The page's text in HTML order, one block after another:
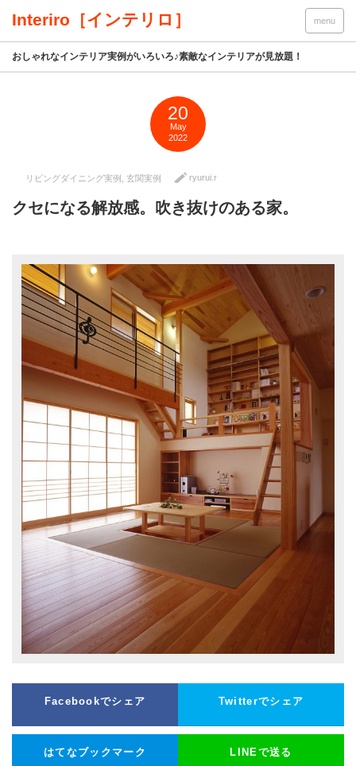
Interiro［インテリロ］ menu
おしゃれなインテリア実例がいろいろ♪素敵なインテリアが見放題！
20
May
2022
リビングダイニング実例 玄関実例 ryurui.r
クセになる解放感。吹き抜けのある家。
Facebookでシェア Twitterでシェア
はてなブックマーク LINEで送る